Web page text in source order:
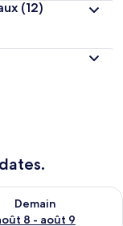
(12)
août 8
Demain
8 - août 9
disponibilité pour